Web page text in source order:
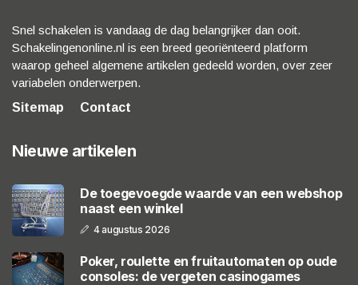
Snel schakelen is vandaag de dag belangrijker dan ooit.
Schakelingenonline.nl is een breed georiënteerd platform
waarop geheel algemene artikelen gedeeld worden, over zeer
variabelen onderwerpen.
Sitemap
Contact
Nieuwe artikelen
De toegevoegde waarde van een webshop
naast een winkel
4 augustus 2026
Poker, roulette en fruitautomaten op oude
consoles: de vergeten casinogames